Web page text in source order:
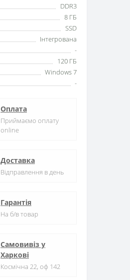
DDR3
8 ГБ
SSD
Інтегрована
-
120 ГБ
Windows 7
-
Оплата
Приймаємо оплату
online
Доставка
Відправлення в день
Гарантія
На б/в товар
Самовивіз у
Харкові
Космічна 22, оф 142